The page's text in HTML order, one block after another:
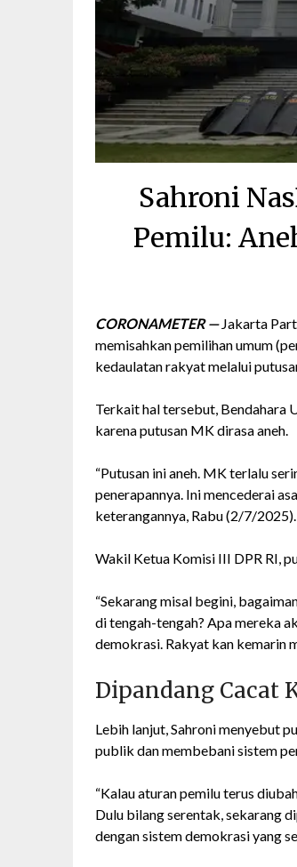
Sahroni
Pemilu:
CORONAMETER —Jakarta
memisahkan pemilihan umum
kedaulatan rakyat melalui
Terkait hal tersebut, Bendahara
karena putusan MK dirasa aneh.
“Putusan ini aneh. MK terlalu
penerapannya. Ini mencederai
keterangannya, Rabu (2/7/2025).
Wakil Ketua Komisi III DPR RI,
“Sekarang misal begini,
di tengah-tengah? Apa mereka
demokrasi. Rakyat kan kemarin
Dipandang Cacat
Lebih lanjut, Sahroni menyebut
publik dan membebani sistem
“Kalau aturan pemilu terus
Dulu bilang serentak, sekarang
dengan sistem demokrasi yang